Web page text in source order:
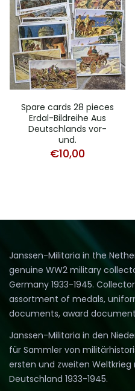
Spare cards 28 pieces
Erdal-Bildreihe Aus
Deutschlands vor-
und.
€10,00
Janssen-Militaria in the
genuine WW2 military
Germany 1933-1945.
assortment of medals,
documents, award
Janssen-Militaria in den
für Sammler von
ersten und zweiten
Deutschland 1933-1945.